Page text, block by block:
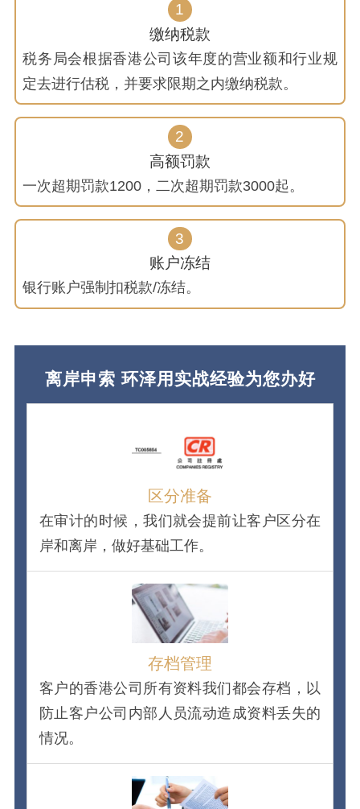
1
缴纳税款
税务局会根据香港公司该年度的营业额和行业规
定去进行估税，并要求限期之内缴纳税款。
2
高额罚款
一次超期罚款1200，二次超期罚款3000起。
3
账户冻结
银行账户强制扣税款/冻结。
离岸申索 环泽用实战经验为您办好
区分准备
在审计的时候，我们就会提前让客户区分在
岸和离岸，做好基础工作。
存档管理
客户的香港公司所有资料我们都会存档，以
防止客户公司内部人员流动造成资料丢失的
情况。